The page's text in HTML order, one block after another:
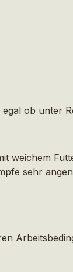
ob unter
weichem
sehr